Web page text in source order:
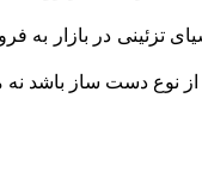
تزئینی در بازار
نوع دست ساز باشد